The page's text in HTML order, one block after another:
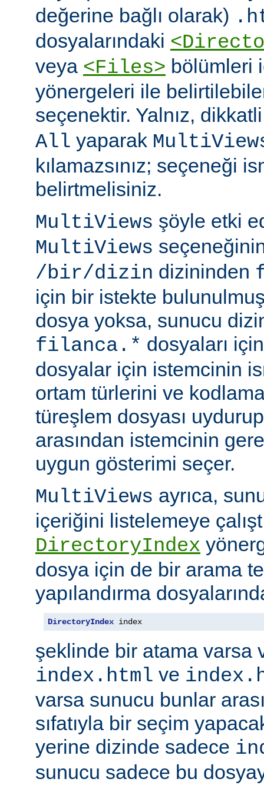
değerine bağlı olarak)
dosyalarındaki
veya <Files> bölümleri
yönergeleri ile
seçenektir. Yalnız,
All yaparak
kılamazsınız; seçeneği
belirtmelisiniz.
MultiViews şöyle etki
MultiViews
/bir/dizin dizininden
için bir istekte
dosya yoksa, sunucu
filanca.* dosyaları
dosyalar için istemcinin
ortam türlerini ve
türeşlem dosyası
arasından istemcinin
uygun gösterimi seçer.
MultiViews ayrıca,
içeriğini listelemeye
DirectoryIndex
dosya için de bir arama
yapılandırma
DirectoryIndex index
şeklinde bir atama varsa
index.html ve
varsa sunucu bunlar
sıfatıyla bir seçim
yerine dizinde sadece
sunucu sadece bu